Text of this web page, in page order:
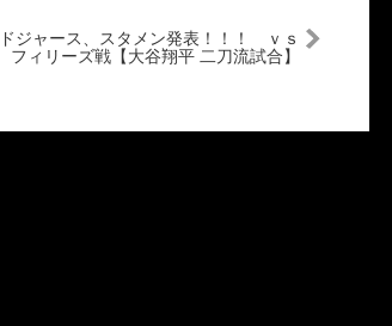
ドジャース、スタメン発表！！！ ｖｓ
フィリーズ戦【大谷翔平 二刀流試合】